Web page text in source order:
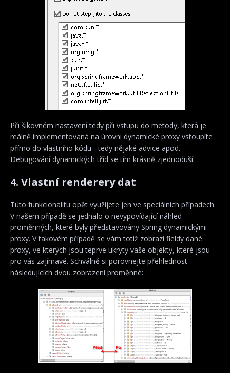
Při šikovném nastavení tedy při vstupu do metody, která je
reálně implementovaná na úrovni dynamické proxy vstoupíte
přímo do vlastního kódu - tedy nějaké advice apod.
Debugování dynamických tříd se tím krásně zjednoduší.
4. Vlastní renderery dat
Tuto funkcionalitu opět využijete jen ve speciálních případech.
V našem případě se jednalo o nevypovídající náhled
proměnných, které byly představovány Spring dynamickými
proxy. V takovém případě se vám totiž zobrazí fieldy dané
proxy, ve kterých jsou teprve ukryty vaše objekty, které jsou
pro vás zajímavé. Schválně si porovnejte přehlednost
následujících dvou zobrazení proměnné: